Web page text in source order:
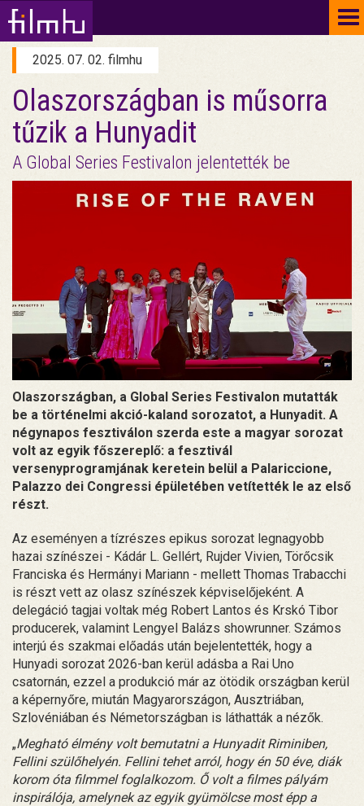
2025. 07. 02. filmhu
Olaszországban is műsorra
tűzik a Hunyadit
A Global Series Festivalon jelentették be
Olaszországban, a Global Series Festivalon mutatták
be a történelmi akció-kaland sorozatot, a Hunyadit. A
négynapos fesztiválon szerda este a magyar sorozat
volt az egyik főszereplő: a fesztivál
versenyprogramjának keretein belül a Palariccione,
Palazzo dei Congressi épületében vetítették le az első
részt.
Az eseményen a tízrészes epikus sorozat legnagyobb
hazai színészei - Kádár L. Gellért, Rujder Vivien, Törőcsik
Franciska és Hermányi Mariann - mellett Thomas Trabacchi
is részt vett az olasz színészek képviselőjeként. A
delegáció tagjai voltak még Robert Lantos és Krskó Tibor
producerek, valamint Lengyel Balázs showrunner. Számos
interjú és szakmai előadás után bejelentették, hogy a
Hunyadi sorozat 2026-ban kerül adásba a Rai Uno
csatornán, ezzel a produkció már az ötödik országban kerül
a képernyőre, miután Magyarországon, Ausztriában,
Szlovéniában és Németországban is láthatták a nézők.
„Megható élmény volt bemutatni a Hunyadit Riminiben,
Fellini szülőhelyén. Fellini tehet arról, hogy én 50 éve, diák
korom óta filmmel foglalkozom. Ő volt a filmes pályám
inspirálója, amelynek az egyik gyümölcse most épp a